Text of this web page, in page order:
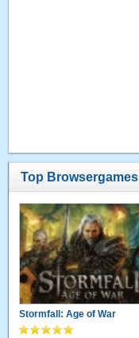
Top Browsergames
Stormfall: Age of War